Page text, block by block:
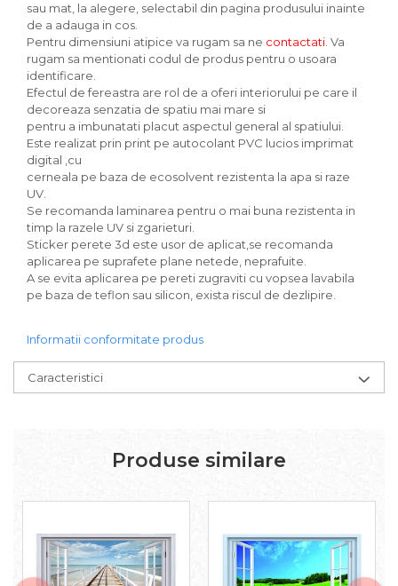
sau mat, la alegere, selectabil din pagina produsului inainte
de a adauga in cos.
Pentru dimensiuni atipice va rugam sa ne contactati . Va
rugam sa mentionati codul de produs pentru o usoara
identificare.
Efectul de fereastra are rol de a oferi interiorului pe care il
decoreaza senzatia de spatiu mai mare si
pentru a imbunatati placut aspectul general al spatiului.
Este realizat prin print pe autocolant PVC lucios imprimat
digital ,cu
cerneala pe baza de ecosolvent rezistenta la apa si raze
UV.
Se recomanda laminarea pentru o mai buna rezistenta in
timp la razele UV si zgarieturi.
Sticker perete 3d este usor de aplicat,se recomanda
aplicarea pe suprafete plane netede, neprafuite.
A se evita aplicarea pe pereti zugraviti cu vopsea lavabila
pe baza de teflon sau silicon, exista riscul de dezlipire.
Informatii conformitate produs
Caracteristici
Produse similare